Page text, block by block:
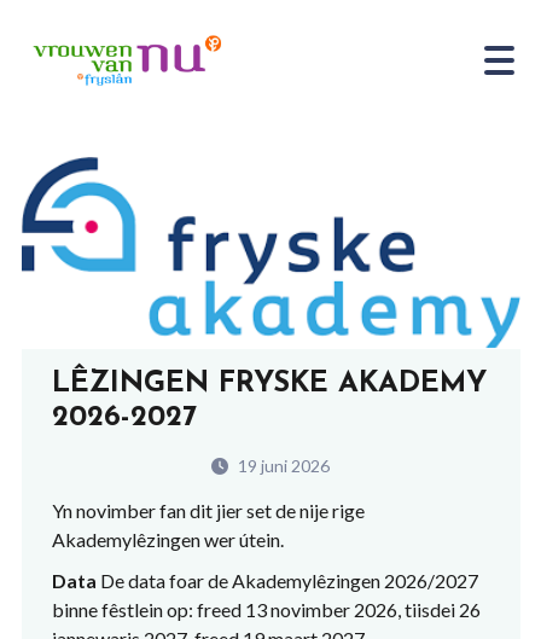
LÊZINGEN FRYSKE AKADEMY
2026-2027
19 juni 2026
Yn novimber fan dit jier set de nije rige
Akademylêzingen wer útein.
Data De data foar de Akademylêzingen 2026/2027
binne fêstlein op: freed 13 novimber 2026, tiisdei 26